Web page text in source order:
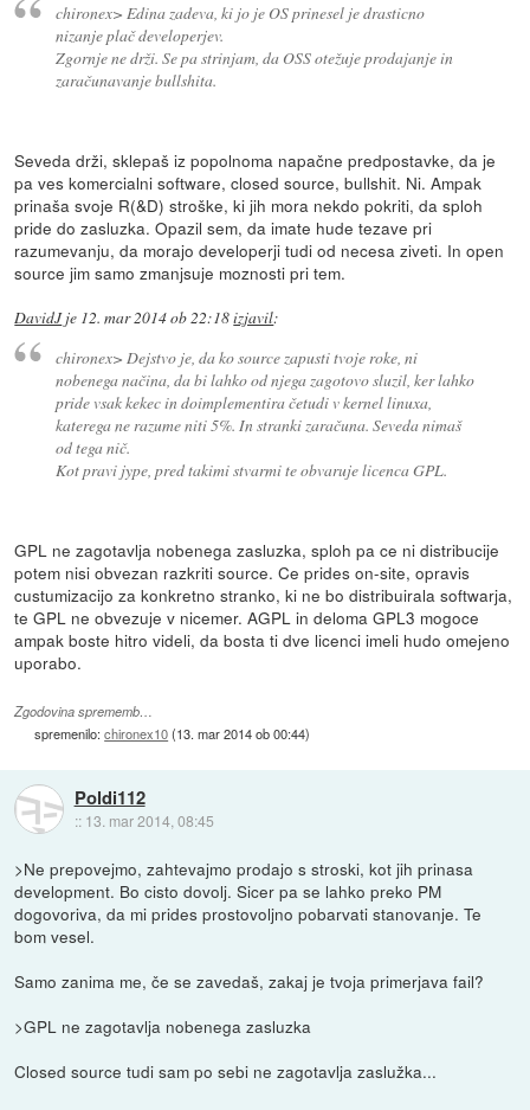
chironex> Edina zadeva, ki jo je OS prinesel je drasticno
nizanje plač developerjev.
Zgornje ne drži. Se pa strinjam, da OSS otežuje prodajanje in
zaračunavanje bullshita.
Seveda drži, sklepaš iz popolnoma napačne predpostavke, da je
pa ves komercialni software, closed source, bullshit. Ni. Ampak
prinaša svoje R(&D) stroške, ki jih mora nekdo pokriti, da sploh
pride do zasluzka. Opazil sem, da imate hude tezave pri
razumevanju, da morajo developerji tudi od necesa ziveti. In open
source jim samo zmanjsuje moznosti pri tem.
DavidJje 12. mar 2014 ob 22:18izjavil:
chironex> Dejstvo je, da ko source zapusti tvoje roke, ni
nobenega načina, da bi lahko od njega zagotovo sluzil, ker lahko
pride vsak kekec in doimplementira četudi v kernel linuxa,
katerega ne razume niti 5%. In stranki zaračuna. Seveda nimaš
od tega nič.
Kot pravi jype, pred takimi stvarmi te obvaruje licenca GPL.
GPL ne zagotavlja nobenega zasluzka, sploh pa ce ni distribucije
potem nisi obvezan razkriti source. Ce prides on-site, opravis
custumizacijo za konkretno stranko, ki ne bo distribuirala softwarja,
te GPL ne obvezuje v nicemer. AGPL in deloma GPL3 mogoce
ampak boste hitro videli, da bosta ti dve licenci imeli hudo omejeno
uporabo.
Zgodovina sprememb…
spremenilo:chironex10(13. mar 2014 ob 00:44)
Poldi112
:: 13. mar 2014, 08:45
>Ne prepovejmo, zahtevajmo prodajo s stroski, kot jih prinasa
development. Bo cisto dovolj. Sicer pa se lahko preko PM
dogovoriva, da mi prides prostovoljno pobarvati stanovanje. Te
bom vesel.
Samo zanima me, če se zavedaš, zakaj je tvoja primerjava fail?
>GPL ne zagotavlja nobenega zasluzka
Closed source tudi sam po sebi ne zagotavlja zaslužka...